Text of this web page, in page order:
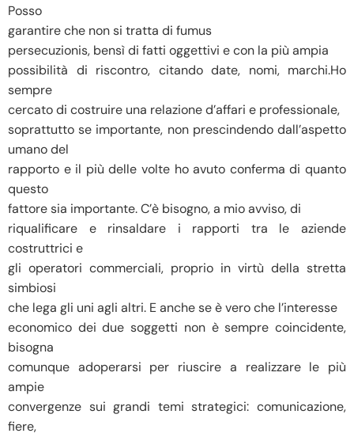
Posso
garantire che non si tratta di fumus
persecuzionis, bensì di fatti oggettivi e con la più ampia
possibilità di riscontro, citando date, nomi, marchi.Ho
sempre
cercato di costruire una relazione d’affari e professionale,
soprattutto se importante, non prescindendo dall’aspetto
umano del
rapporto e il più delle volte ho avuto conferma di quanto
questo
fattore sia importante. C’è bisogno, a mio avviso, di
riqualificare e rinsaldare i rapporti tra le aziende
costruttrici e
gli operatori commerciali, proprio in virtù della stretta
simbiosi
che lega gli uni agli altri. E anche se è vero che l’interesse
economico dei due soggetti non è sempre coincidente,
bisogna
comunque adoperarsi per riuscire a realizzare le più
ampie
convergenze sui grandi temi strategici: comunicazione,
fiere,